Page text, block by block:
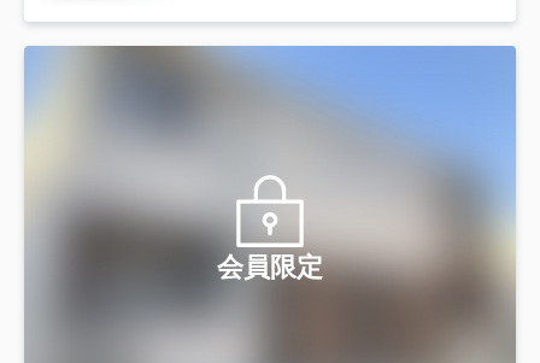
会員限定